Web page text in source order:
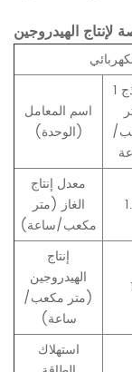
الهيدروجين
اسم المعامل
(الوحدة)
نموذج 1
معدل إنتاج
الغاز (متر
مكعب/ساعة)
إنتاج
الهيدروجين
(متر مكعب/
ساعة)
1
استهلاك